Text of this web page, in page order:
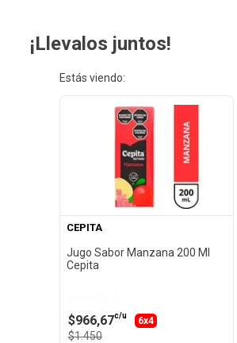
¡Llevalos juntos!
Estás viendo:
CEPITA
Jugo Sabor Manzana 200 Ml
Cepita
$966,67c/u 6x4
$1.450